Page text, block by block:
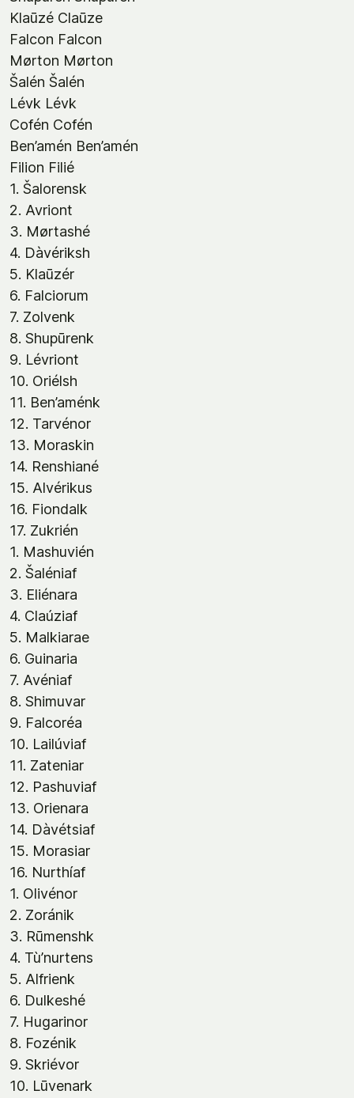
Klaūzé Claūze
Falcon Falcon
Mørton Mørton
Šalén Šalén
Lévk Lévk
Cofén Cofén
Ben’amén Ben’amén
Filion Filié
1. Šalorensk
2. Avriont
3. Mørtashé
4. Dàvériksh
5. Klaūzér
6. Falciorum
7. Zolvenk
8. Shupūrenk
9. Lévriont
10. Oriélsh
11. Ben’aménk
12. Tarvénor
13. Moraskin
14. Renshiané
15. Alvérikus
16. Fiondalk
17. Zukrién
1. Mashuvién
2. Šaléniaf
3. Eliénara
4. Claúziaf
5. Malkiarae
6. Guinaria
7. Avéniaf
8. Shimuvar
9. Falcoréa
10. Lailúviaf
11. Zateniar
12. Pashuviaf
13. Orienara
14. Dàvétsiaf
15. Morasiar
16. Nurthíaf
1. Olivénor
2. Zoránik
3. Rūmenshk
4. Tù’nurtens
5. Alfrienk
6. Dulkeshé
7. Hugarinor
8. Fozénik
9. Skriévor
10. Lūvenark